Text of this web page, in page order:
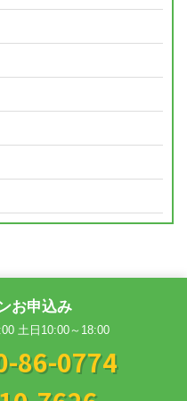
お申込み
土日10:00～18:00
86-0774